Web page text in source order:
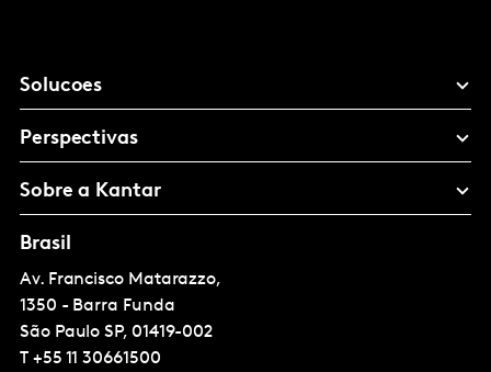
Solucoes
Perspectivas
Sobre a Kantar
Brasil
Av. Francisco Matarazzo,
1350 - Barra Funda
São Paulo SP, 01419-002
T +55 11 30661500